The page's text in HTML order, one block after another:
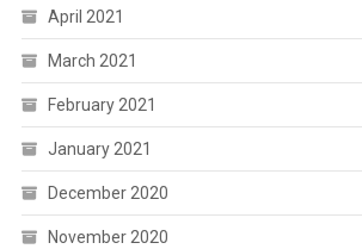
April 2021
March 2021
February 2021
January 2021
December 2020
November 2020